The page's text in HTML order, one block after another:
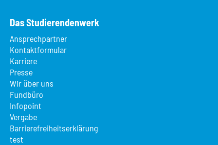
Das Studierendenwerk
Ansprechpartner
Kontaktformular
Karriere
Presse
Wir über uns
Fundbüro
Infopoint
Vergabe
Barrierefreiheitserklärung
test